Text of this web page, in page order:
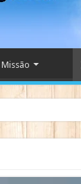
Missão